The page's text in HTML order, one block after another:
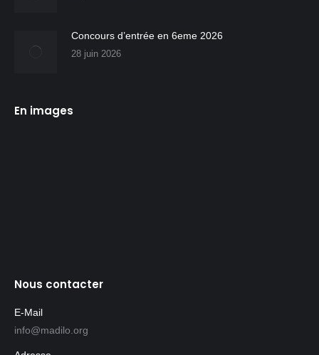
Concours d’entrée en 6eme 2026
28 juin 2026
En images
Nous contacter
E-Mail
info@madilo.org